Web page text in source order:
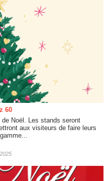
60
de Noël. Les stands seront
aux visiteurs de faire leurs